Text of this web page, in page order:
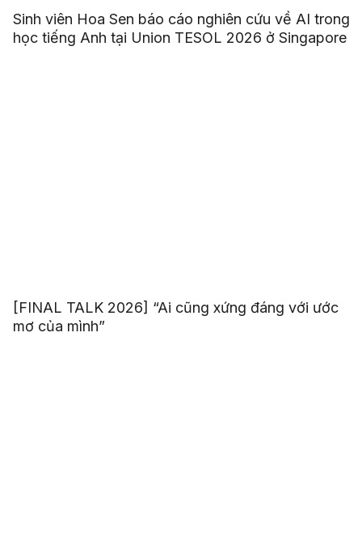
Sinh viên Hoa Sen báo cáo nghiên cứu về AI trong
học tiếng Anh tại Union TESOL 2026 ở Singapore
[FINAL TALK 2026] “Ai cũng xứng đáng với ước
mơ của mình”